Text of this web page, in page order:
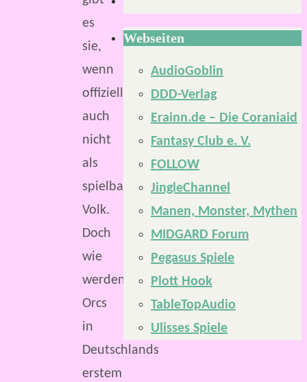
es
sie,
wenn
offiziell
auch
nicht
als
spielbares
Volk.
Doch
wie
werden
Orcs
in
Deutschlands
erstem
Webseiten
AudioGoblin
DDD-Verlag
Erainn.de – Die Coraniaid
Fantasy Club e. V.
FOLLOW
JingleChannel
Manen, Monster, Mythen
MIDGARD Forum
Pegasus Spiele
Plott Hook
TableTopAudio
Ulisses Spiele